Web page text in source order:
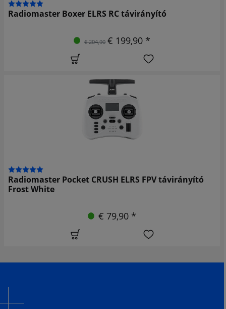
Radiomaster Boxer ELRS RC távirányító
€ 204,90 € 199,90 *
Radiomaster Pocket CRUSH ELRS FPV távirányító
Frost White
€ 79,90 *